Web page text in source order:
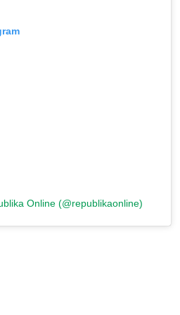
Online (@republikaonline)